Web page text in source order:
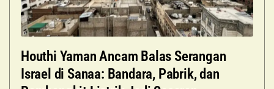
Houthi Yaman Ancam Balas Serangan
Israel di Sanaa: Bandara, Pabrik, dan